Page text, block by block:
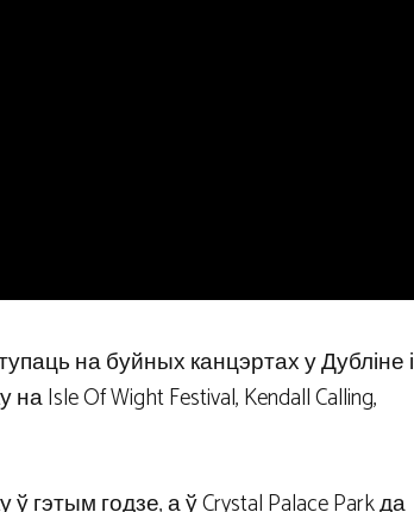
на буйных канцэртах у Дубліне і
Isle Of Wight Festival, Kendall Calling,
гэтым годзе, а ў Crystal Palace Park да